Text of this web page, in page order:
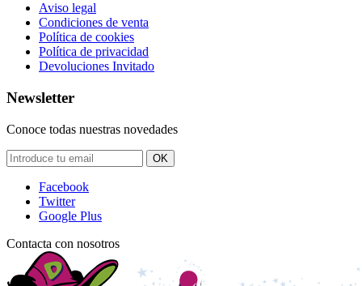
Aviso legal
Condiciones de venta
Política de cookies
Política de privacidad
Devoluciones Invitado
Newsletter
Conoce todas nuestras novedades
OK
Facebook
Twitter
Google Plus
Contacta con nosotros